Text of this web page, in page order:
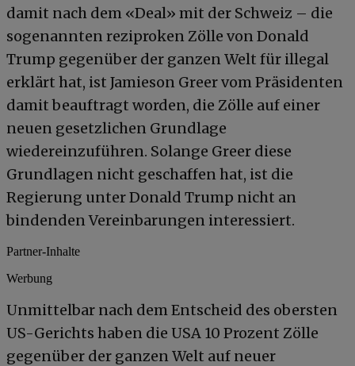
damit nach dem «Deal» mit der Schweiz – die
sogenannten reziproken Zölle von Donald
Trump gegenüber der ganzen Welt für illegal
erklärt hat, ist Jamieson Greer vom Präsidenten
damit beauftragt worden, die Zölle auf einer
neuen gesetzlichen Grundlage
wiedereinzuführen. Solange Greer diese
Grundlagen nicht geschaffen hat, ist die
Regierung unter Donald Trump nicht an
bindenden Vereinbarungen interessiert.
Partner-Inhalte
Werbung
Unmittelbar nach dem Entscheid des obersten
US-Gerichts haben die USA 10 Prozent Zölle
gegenüber der ganzen Welt auf neuer